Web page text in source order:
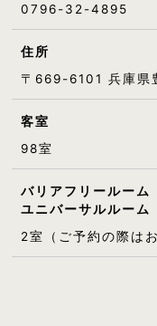
0796-32-4895
住所
〒669-6101 兵庫県
客室
98室
バリアフリールーム
ユニバーサルルーム
2室（ご予約の際は